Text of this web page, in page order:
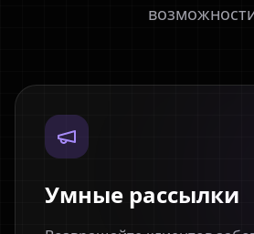
Умные рассылки